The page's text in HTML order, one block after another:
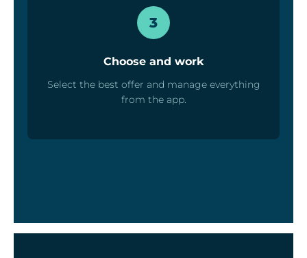
3
Choose and work
Select the best offer and manage everything
from the app.